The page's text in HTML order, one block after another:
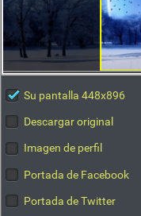
Su pantalla 448x896
Descargar original
Imagen de perfil
Portada de Facebook
Portada de Twitter